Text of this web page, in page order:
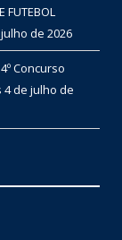
FUTEBOL
de 2026
Concurso
4 de julho de